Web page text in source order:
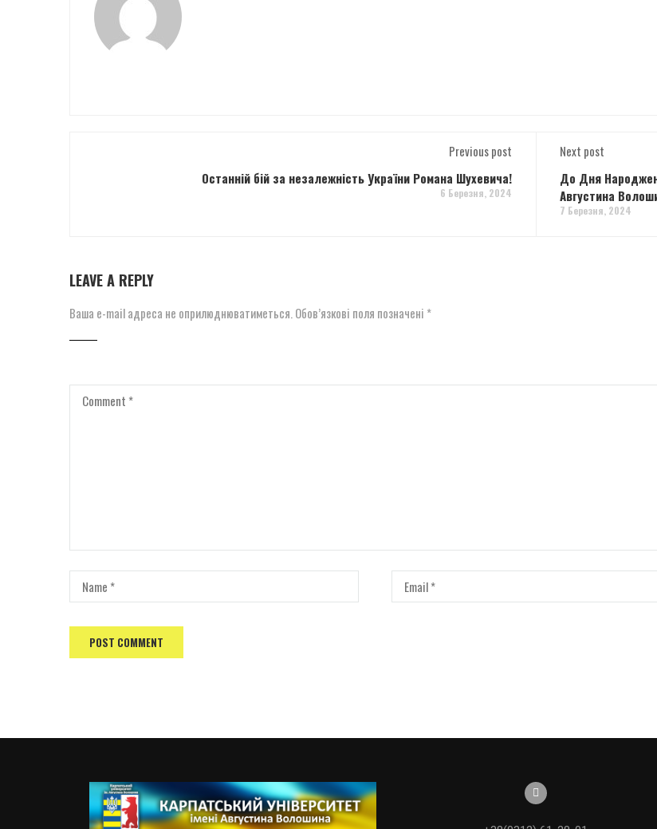
Previous post
Останній бій за незалежність України Романа Шухевича!
6 Березня, 2024
Next post
До Дня
Августина
7 Березня, 2024
LEAVE A REPLY
Ваша e-mail адреса не оприлюднюватиметься. Обов’язкові поля позначені *